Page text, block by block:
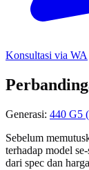
Konsultasi via WA
Generasi: 440 G5
Sebelum
terhadap model
dari spec dan